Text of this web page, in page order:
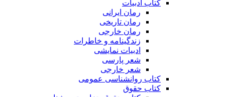
کتاب ادبیات
رمان ایرانی
رمان تاریخی
رمان خارجی
زندگینامه و خاطرات
ادبیات نمایشی
شعر پارسی
شعر خارجی
کتاب روانشناسی عمومی
کتاب حقوق